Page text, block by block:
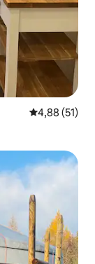
Prosječna
4,88 (51)
gosti”